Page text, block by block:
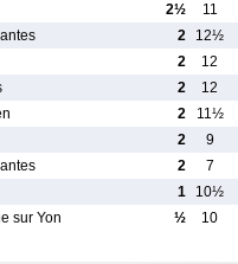
2½ 11
2 12½
2 12
2 12
2 11½
2 9
2 7
1 10½
sur Yon ½ 10